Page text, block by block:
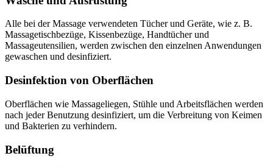
Alle bei der Massage verwendeten Tücher und Geräte, wie z. B.
Massagetischbezüge, Kissenbezüge, Handtücher und
Massageutensilien, werden zwischen den einzelnen Anwendungen
gewaschen und desinfiziert.
Desinfektion von Oberflächen
Oberflächen wie Massageliegen, Stühle und Arbeitsflächen werden
nach jeder Benutzung desinfiziert, um die Verbreitung von Keimen
und Bakterien zu verhindern.
Belüftung